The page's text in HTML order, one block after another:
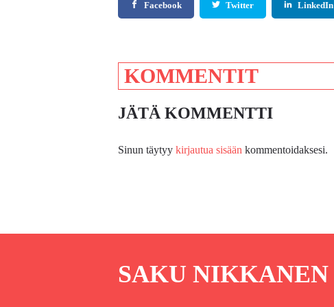
Facebook Twitter LinkedIn
KOMMENTIT
JÄTÄ KOMMENTTI
Sinun täytyy kirjautua sisään kommentoidaksesi.
SAKU NIKKANEN